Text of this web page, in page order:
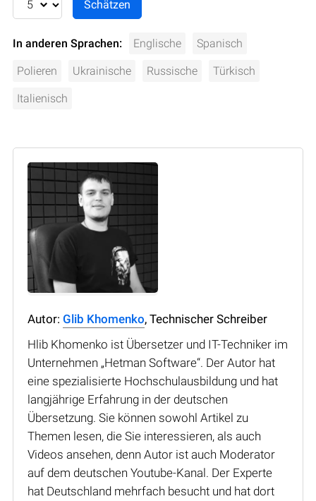
In anderen Sprachen: Englische Spanisch
Polieren Ukrainische Russische Türkisch
Italienisch
Autor: Glib Khomenko, Technischer Schreiber
Hlib Khomenko ist Übersetzer und IT-Techniker im
Unternehmen „Hetman Software“. Der Autor hat
eine spezialisierte Hochschulausbildung und hat
langjährige Erfahrung in der deutschen
Übersetzung. Sie können sowohl Artikel zu
Themen lesen, die Sie interessieren, als auch
Videos ansehen, denn Autor ist auch Moderator
auf dem deutschen Youtube-Kanal. Der Experte
hat Deutschland mehrfach besucht und hat dort